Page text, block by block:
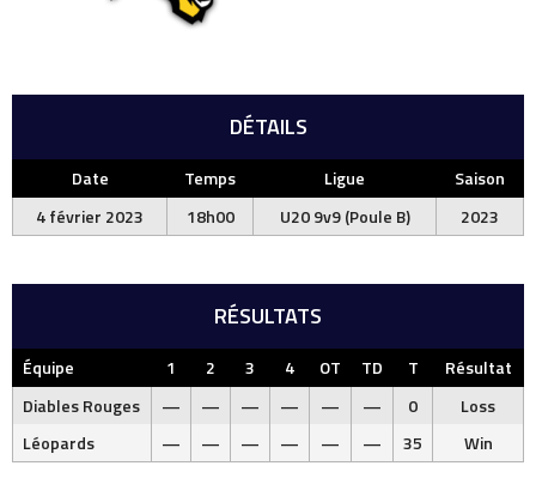
DÉTAILS
Date Temps Ligue
Saison
4 février 2023
18h00 U20 9v9 (Poule B) 2023
RÉSULTATS
Équipe 1 2 3 4 OT TD T
Résultat
Diables Rouges
— — — — — — 0
Loss
Léopards
— — — — — — 35 Win